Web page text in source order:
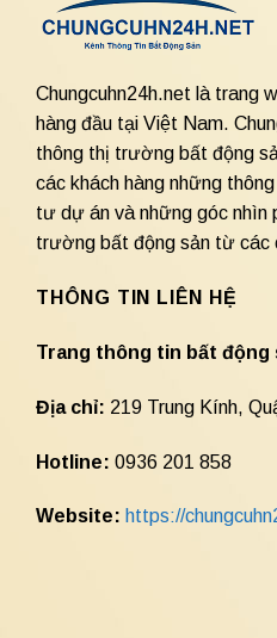
Chungcuhn24h.net là trang
hàng đầu tại Việt Nam.
thông thị trường bất động
các khách hàng những
tư dự án và những góc nhìn
trường bất động sản từ các
THÔNG TIN LIÊN HỆ
Trang thông tin bất động
Địa chỉ: 219 Trung Kính,
Hotline: 0936 201 858
Website: https://